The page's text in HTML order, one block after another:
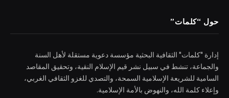
حول “كلمات”
إدارة "كلمات" الثقافية البحثية مؤسسة دعوية مستقلة لأهل السنة
والجماعة، تنشط في سبيل نشر قيم الإسلام النقية، وتحقيق المقاصد
السامية للشريعة الإسلامية السمحة، والتصدي للغزو الثقافي الغربي،
وإعلاء كلمة الله، والنهوض بالأمة الإسلامية.